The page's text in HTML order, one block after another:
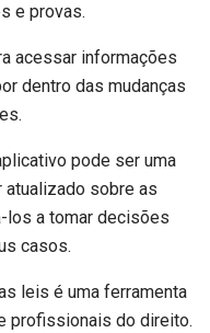
e provas.
acessar informações
dentro das mudanças
pode ser uma
atualizado sobre as
los a tomar decisões
casos.
leis é uma ferramenta
profissionais do direito.